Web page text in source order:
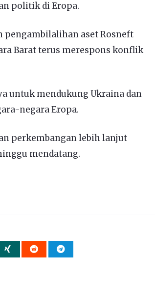
politik di Eropa.
pengambilalihan aset Rosneft
Barat terus merespons konflik
untuk mendukung Ukraina dan
negara Eropa.
perkembangan lebih lanjut
mendatang.